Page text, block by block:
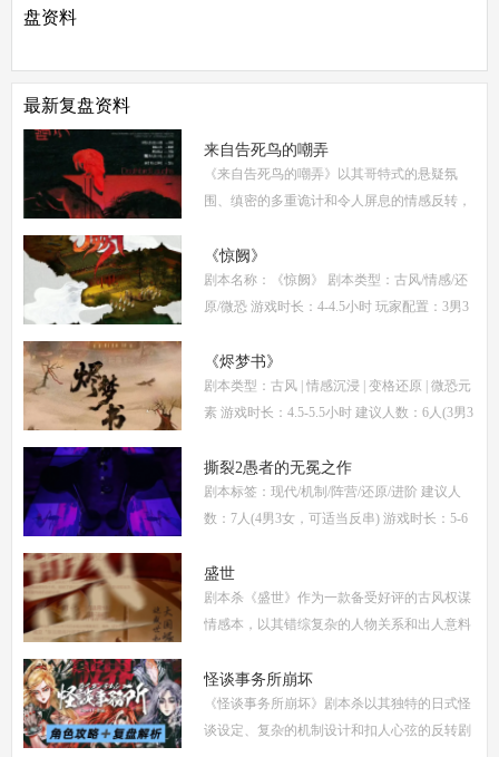
盘资料
最新复盘资料
来自告死鸟的嘲弄
《来自告死鸟的嘲弄》以其哥特式的悬疑氛
围、缜密的多重诡计和令人屏息的情感反转，
南将从线索流程梳理、角色任务解析、核心诡
计拆
《惊阙》
剧本名称：《惊阙》 剧本类型：古风/情感/还
原/微恐 游戏时长：4-4.5小时 玩家配置：3男3
体验测评内容，复盘答案仅需2步： (1)关注微
信公
《烬梦书》
剧本类型：古风 | 情感沉浸 | 变格还原 | 微恐元
素 游戏时长：4.5-5.5小时 建议人数：6人(3男3
风故事、情感细腻、偏好剧情还原的玩家 《烬
梦
撕裂2愚者的无冕之作
剧本标签：现代/机制/阵营/还原/进阶 建议人
数：7人(4男3女，可适当反串) 游戏时长：5-6
《撕裂2愚者的无冕之作》玩家点评关键词：
机制
盛世
剧本杀《盛世》作为一款备受好评的古风权谋
情感本，以其错综复杂的人物关系和出人意料
供全面的复盘解析，包括角色攻略、关键线索
解
怪谈事务所崩坏
《怪谈事务所崩坏》剧本杀以其独特的日式怪
谈设定、复杂的机制设计和扣人心弦的反转剧